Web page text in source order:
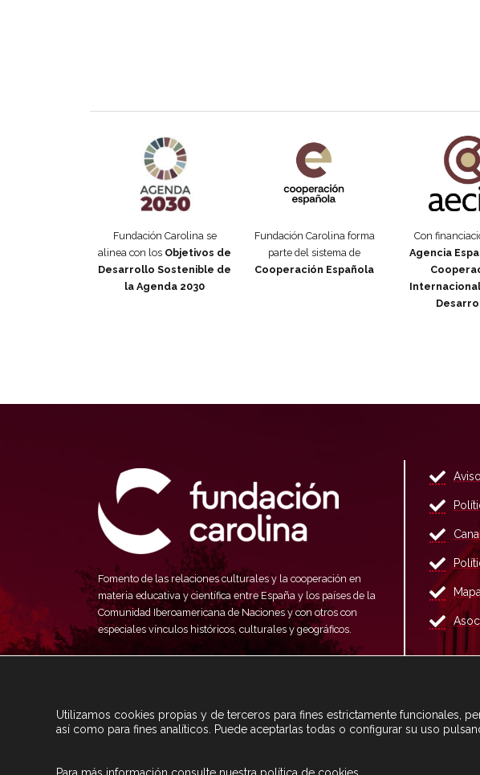
Fundación Carolina se
alinea con los Objetivos de
Desarrollo Sostenible de
la Agenda 2030
Fundación Carolina forma
parte del sistema de
Cooperación Española
Con
Agencia
Fomento de las relaciones culturales y la cooperación en
materia educativa y científica entre España y los países de la
Comunidad Iberoamericana de Naciones y con otros con
especiales vínculos históricos, culturales y geográficos.
Utilizamos cookies propias y de terceros para fines estrictamente funcionales,
así como para fines analíticos. Puede aceptarlas todas o configurar su uso